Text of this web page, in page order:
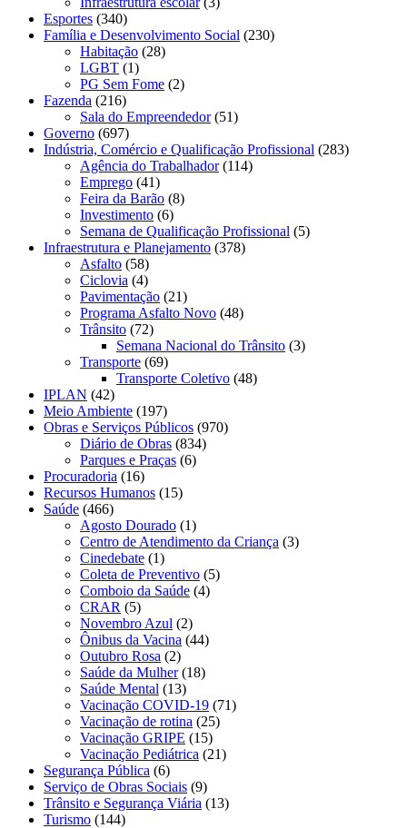
Esportes (340)
Família e Desenvolvimento Social (230)
Habitação (28)
LGBT (1)
PG Sem Fome (2)
Fazenda (216)
Sala do Empreendedor(51)
Governo (697)
Indústria, Comércio e Qualificação Profissional (283)
Agência do Trabalhador(114)
Emprego (41)
Feira da Barão (8)
Investimento (6)
Semana de Qualificação Profissional (5)
Infraestrutura e Planejamento (378)
Asfalto (58)
Ciclovia (4)
Pavimentação (21)
Programa Asfalto Novo (48)
Trânsito (72)
Semana Nacional do Trânsito (3)
Transporte (69)
Transporte Coletivo (48)
IPLAN (42)
Meio Ambiente (197)
Obras e Serviços Públicos (970)
Diário de Obras (834)
Parques e Praças (6)
Procuradoria (16)
Recursos Humanos (15)
Saúde (466)
Agosto Dourado (1)
Centro de Atendimento da Criança (3)
Cinedebate (1)
Coleta de Preventivo (5)
Comboio da Saúde (4)
CRAR (5)
Novembro Azul (2)
Ônibus da Vacina (44)
Outubro Rosa (2)
Saúde da Mulher(18)
Saúde Mental (13)
Vacinação COVID-19 (71)
Vacinação de rotina (25)
Vacinação GRIPE (15)
Vacinação Pediátrica (21)
Segurança Pública (6)
Serviço de Obras Sociais (9)
Trânsito e Segurança Viária (13)
Turismo (144)